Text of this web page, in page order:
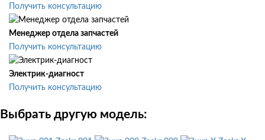
Получить консультацию
Менеджер отдела запчастей
Получить консультацию
Электрик-диагност
Получить консультацию
Выбрать другую модель: